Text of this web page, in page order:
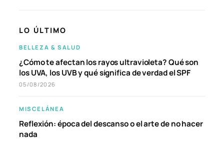
LO ÚLTIMO
BELLEZA & SALUD
¿Cómo te afectan los rayos ultravioleta? Qué son
los UVA, los UVB y qué significa de verdad el SPF
05/08/2026
MISCELÁNEA
Reflexión: época del descanso o el arte de no hacer
nada